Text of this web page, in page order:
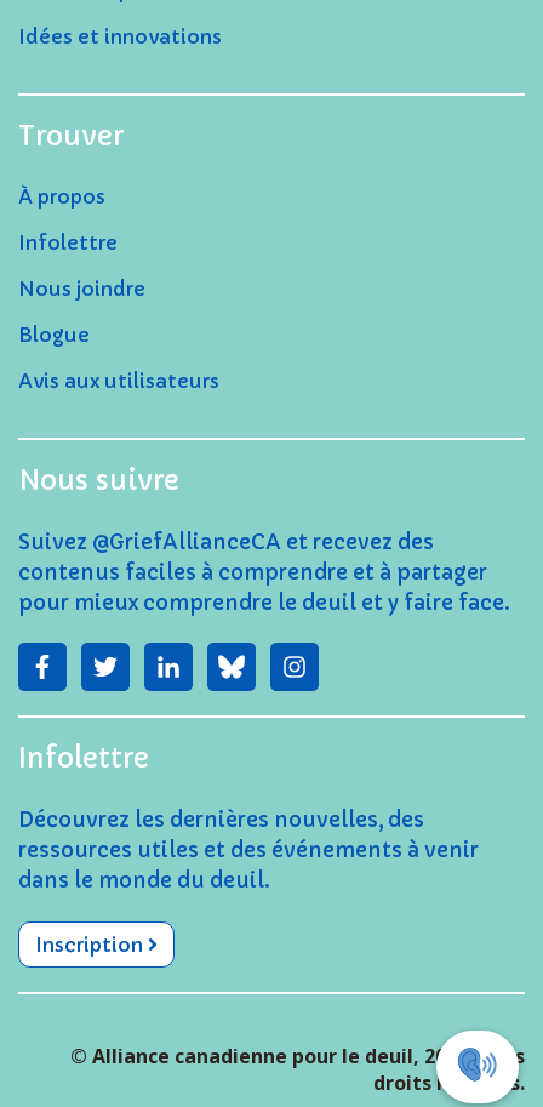
Idées et innovations
Trouver
À propos
Infolettre
Nous joindre
Blogue
Avis aux utilisateurs
Nous suivre
Suivez @GriefAllianceCA et recevez des
contenus faciles à comprendre et à partager
pour mieux comprendre le deuil et y faire face.
Infolettre
Découvrez les dernières nouvelles, des
ressources utiles et des événements à venir
dans le monde du deuil.
Inscription
© Alliance canadienne pour le deuil, 2026. Tous
droits réservés.